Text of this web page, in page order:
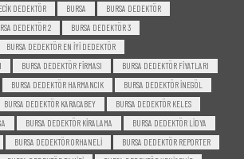
DEDEKTÖR BURSA
BURSA DEDEKTÖR
DEDEKTÖR 2
BURSA DEDEKTÖR 3
BURSA DEDEKTÖR EN IYI DEDEKTÖR
BURSA DEDEKTÖR FIRMASI
BURSA DEDEKTÖR FIYATLARI
BURSA DEDEKTÖR HARMANCIK
BURSA DEDEKTÖR INEGÖL
BURSA DEDEKTÖR KARACABEY
BURSA DEDEKTÖR KELES
BURSA DEDEKTÖR KIRALAMA
BURSA DEDEKTÖR LIDYA
BURSA DEDEKTÖR ORHANELI
BURSA DEDEKTÖR REPORTER